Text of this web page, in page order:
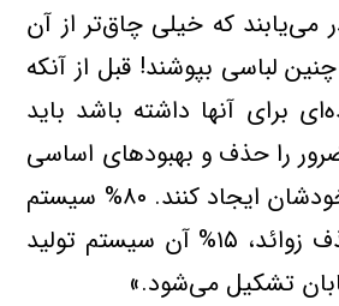
مي‌يابند که خيلي چاق‌تر از آن
لباسي بپوشند! قبل از آنکه
براي آنها داشته باشد بايد
ضرور را حذف و بهبودهاي اساسي
در سيستم توليد خودشان ايجاد کنند. ۸۰% سيستم
توليد تويوتا را حذف زوائد، ۱۵% آن سيستم توليد